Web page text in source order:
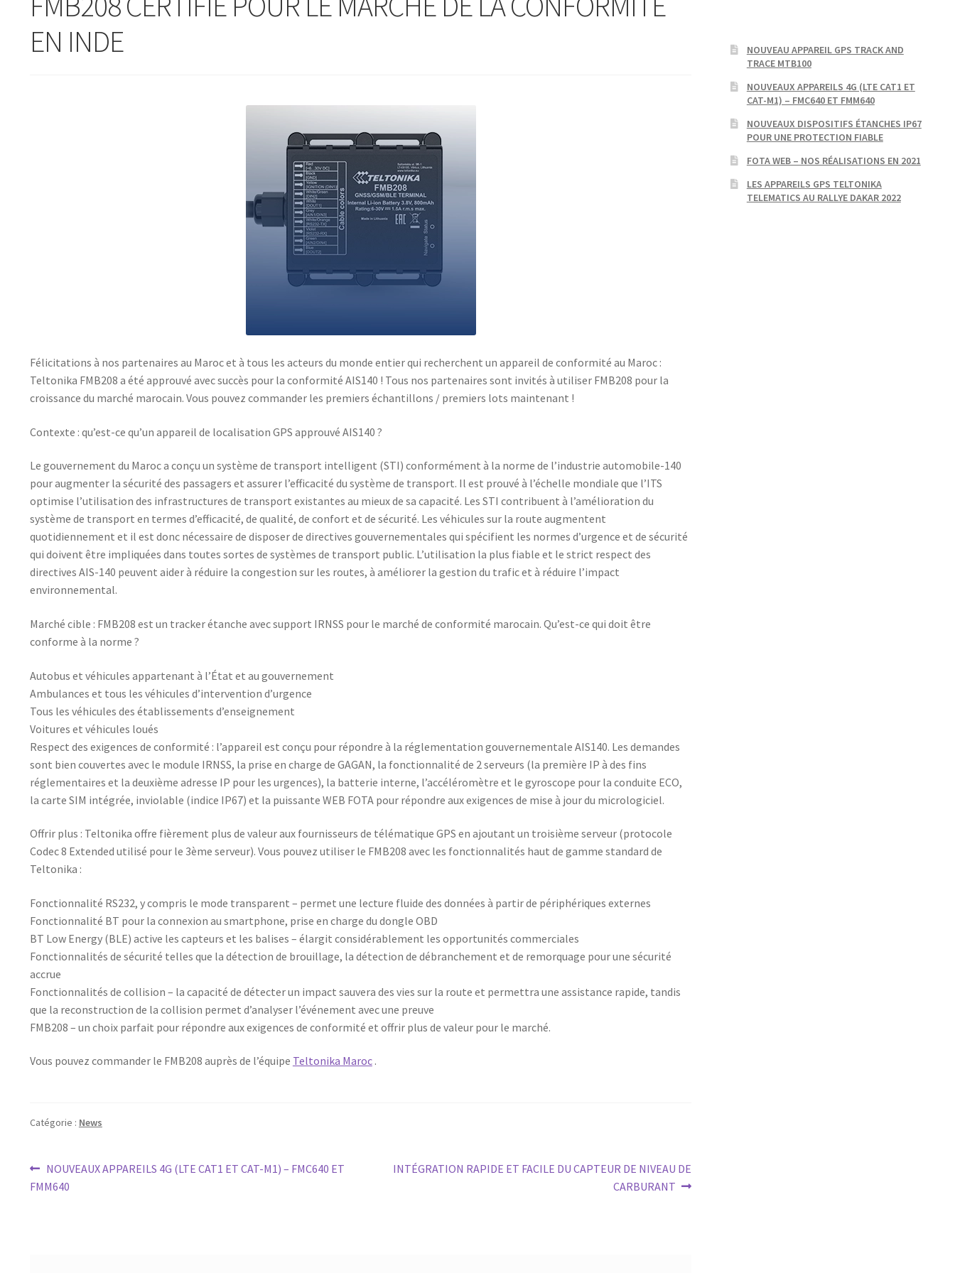
EN INDE
Félicitations à nos partenaires au Maroc et à tous les acteurs du monde entier qui recherchent un appareil de conformité au Maroc :
Teltonika FMB208 a été approuvé avec succès pour la conformité AIS140 ! Tous nos partenaires sont invités à utiliser FMB208 pour la
croissance du marché marocain. Vous pouvez commander les premiers échantillons / premiers lots maintenant !
Contexte : qu’est-ce qu’un appareil de localisation GPS approuvé AIS140 ?
Le gouvernement du Maroc a conçu un système de transport intelligent (STI) conformément à la norme de l’industrie automobile-140
pour augmenter la sécurité des passagers et assurer l’efficacité du système de transport. Il est prouvé à l’échelle mondiale que l’ITS
optimise l’utilisation des infrastructures de transport existantes au mieux de sa capacité. Les STI contribuent à l’amélioration du
système de transport en termes d’efficacité, de qualité, de confort et de sécurité. Les véhicules sur la route augmentent
quotidiennement et il est donc nécessaire de disposer de directives gouvernementales qui spécifient les normes d’urgence et de sécurité
qui doivent être impliquées dans toutes sortes de systèmes de transport public. L’utilisation la plus fiable et le strict respect des
directives AIS-140 peuvent aider à réduire la congestion sur les routes, à améliorer la gestion du trafic et à réduire l’impact
environnemental.
Marché cible : FMB208 est un tracker étanche avec support IRNSS pour le marché de conformité marocain. Qu’est-ce qui doit être
conforme à la norme ?
Autobus et véhicules appartenant à l’État et au gouvernement
Ambulances et tous les véhicules d’intervention d’urgence
Tous les véhicules des établissements d’enseignement
Voitures et véhicules loués
Respect des exigences de conformité : l’appareil est conçu pour répondre à la réglementation gouvernementale AIS140. Les demandes
sont bien couvertes avec le module IRNSS, la prise en charge de GAGAN, la fonctionnalité de 2 serveurs (la première IP à des fins
réglementaires et la deuxième adresse IP pour les urgences), la batterie interne, l’accéléromètre et le gyroscope pour la conduite ECO,
la carte SIM intégrée, inviolable (indice IP67) et la puissante WEB FOTA pour répondre aux exigences de mise à jour du micrologiciel.
Offrir plus : Teltonika offre fièrement plus de valeur aux fournisseurs de télématique GPS en ajoutant un troisième serveur (protocole
Codec 8 Extended utilisé pour le 3ème serveur). Vous pouvez utiliser le FMB208 avec les fonctionnalités haut de gamme standard de
Teltonika :
Fonctionnalité RS232, y compris le mode transparent – permet une lecture fluide des données à partir de périphériques externes
Fonctionnalité BT pour la connexion au smartphone, prise en charge du dongle OBD
BT Low Energy (BLE) active les capteurs et les balises – élargit considérablement les opportunités commerciales
Fonctionnalités de sécurité telles que la détection de brouillage, la détection de débranchement et de remorquage pour une sécurité
accrue
Fonctionnalités de collision – la capacité de détecter un impact sauvera des vies sur la route et permettra une assistance rapide, tandis
que la reconstruction de la collision permet d’analyser l’événement avec une preuve
FMB208 – un choix parfait pour répondre aux exigences de conformité et offrir plus de valeur pour le marché.
Vous pouvez commander le FMB208 auprès de l’équipe Teltonika Maroc.
Catégorie : News
Navigation
de
Article
précédent :
NOUVEAUX APPAREILS 4G (LTE CAT1 ET CAT-M1) – FMC640 ET
FMM640
Article
INTÉGRATION RAPIDE ET FACILE DU CAPTEUR DE NIVEAU DE
CARBURANT
NOUVEAU APPAREIL GPS TRACK AND
TRACE MTB100
NOUVEAUX APPAREILS 4G (LTE CAT1 ET
CAT-M1) – FMC640 ET FMM640
NOUVEAUX DISPOSITIFS ÉTANCHES IP67
POUR UNE PROTECTION FIABLE
FOTA WEB – NOS RÉALISATIONS EN 2021
LES APPAREILS GPS TELTONIKA
TELEMATICS AU RALLYE DAKAR 2022